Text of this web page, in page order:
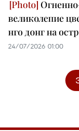
великолепие
нго донг на
24/07/2026 01:00